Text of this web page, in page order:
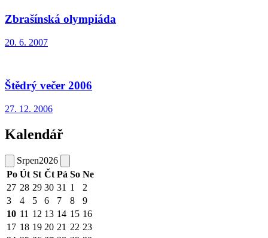
Zbrašínská olympiáda
20. 6. 2007
Štědrý večer 2006
27. 12. 2006
Kalendář
Srpen2026
Po Út St Čt Pá So Ne
27 28 29 30 31 1
2
3
4 5 6 7 8
9
10 11 12 13 14 15 16
17 18 19 20 21 22 23